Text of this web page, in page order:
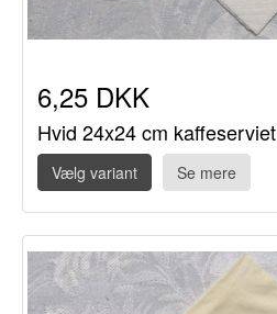
6,25 DKK
Hvid 24x24 cm kaffeserviet
Vælg variant Se mere